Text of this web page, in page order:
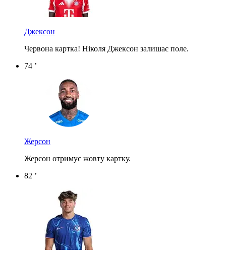
Джексон
Червона картка! Ніколя Джексон залишає поле.
74 ’
Жерсон
Жерсон отримує жовту картку.
82 ’